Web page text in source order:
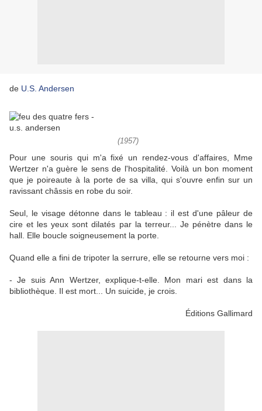
de U.S. Andersen
(1957)
Pour une souris qui m'a fixé un rendez-vous d'affaires, Mme
Wertzer n'a guère le sens de l'hospitalité. Voilà un bon moment
que je poireaute à la porte de sa villa, qui s'ouvre enfin sur un
ravissant châssis en robe du soir.
Seul, le visage détonne dans le tableau : il est d'une pâleur de
cire et les yeux sont dilatés par la terreur... Je pénètre dans le
hall. Elle boucle soigneusement la porte.
Quand elle a fini de tripoter la serrure, elle se retourne vers moi :
- Je suis Ann Wertzer, explique-t-elle. Mon mari est dans la
bibliothèque. Il est mort... Un suicide, je crois.
Éditions Gallimard